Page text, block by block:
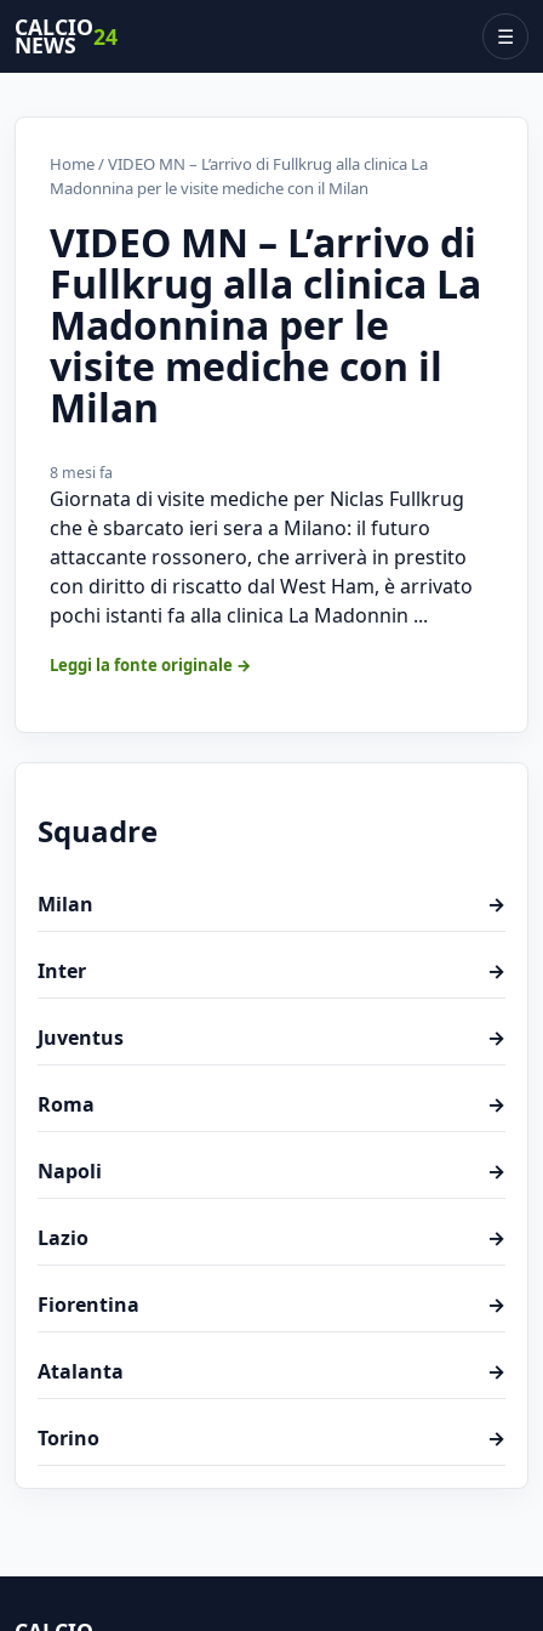
CALCIO
NEWS 24 ☰
Home/ VIDEO MN – L’arrivo di Fullkrug alla clinica La
Madonnina per le visite mediche con il Milan
VIDEO MN – L’arrivo di
Fullkrug alla clinica La
Madonnina per le
visite mediche con il
Milan
8 mesi fa
Giornata di visite mediche per Niclas Fullkrug
che è sbarcato ieri sera a Milano: il futuro
attaccante rossonero, che arriverà in prestito
con diritto di riscatto dal West Ham, è arrivato
pochi istanti fa alla clinica La Madonnin ...
Leggi la fonte originale →
Squadre
Milan →
Inter →
Juventus →
Roma →
Napoli →
Lazio →
Fiorentina →
Atalanta →
Torino →